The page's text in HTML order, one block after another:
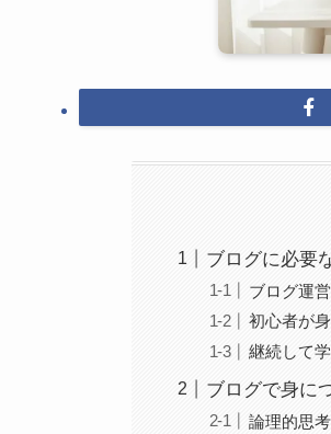
ブログに必要
ブログ運
初心者が
継続して
ブログで身に
論理的思